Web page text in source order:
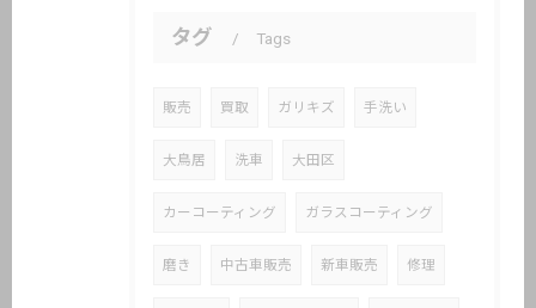
タグ Tags
販売 買取 ガリキズ 手洗い
大鳥居 洗車 大田区
カーコーティング ガラスコーティング
磨き 中古車販売 新車販売 修理